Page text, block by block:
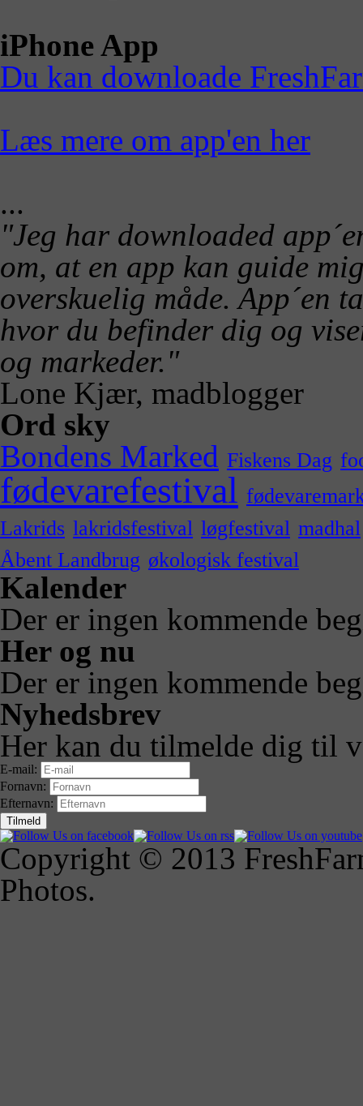
iPhone App
Du kan downloade
Læs mere om app'en her
...
"Jeg har downloaded
om, at en app kan guide
overskuelig måde. App´en
hvor du befinder dig og
og markeder."
Lone Kjær, madblogger
Ord sky
Bondens Marked Fiskens Dag
fødevarefestival
Lakrids lakridsfestival løgfestival madhal
Åbent Landbrug økologisk festival
Kalender
Der er ingen kommende
Her og nu
Der er ingen kommende
Nyhedsbrev
Her kan du tilmelde dig til
E-mail:
Fornavn:
Efternavn:
Copyright © 2013
Photos.